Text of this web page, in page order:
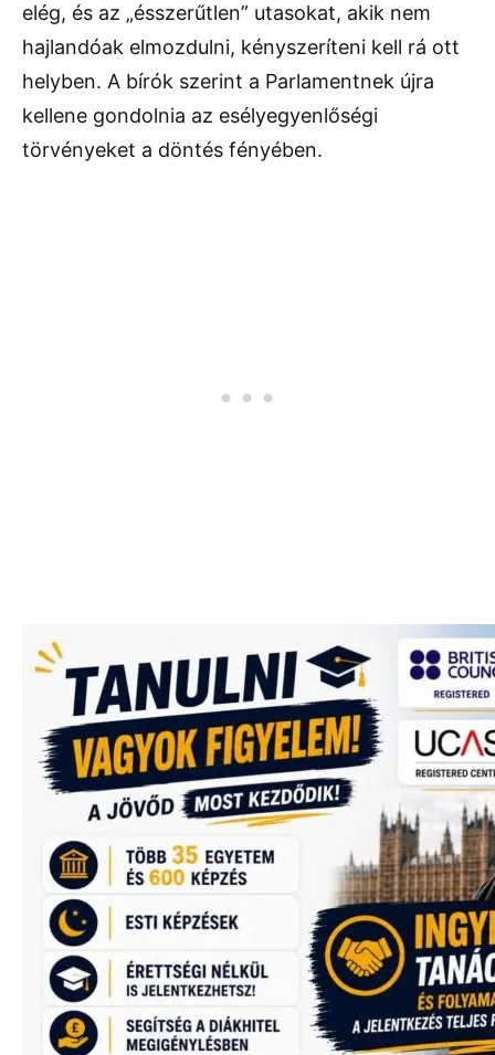
elég, és az „ésszerűtlen” utasokat, akik nem
hajlandóak elmozdulni, kényszeríteni kell rá ott
helyben. A bírók szerint a Parlamentnek újra
kellene gondolnia az esélyegyenlőségi
törvényeket a döntés fényében.